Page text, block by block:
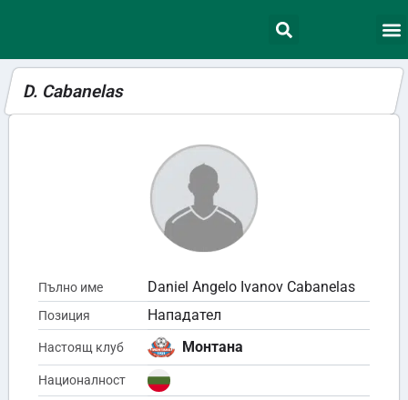
D. Cabanelas
Пълно име Daniel Angelo Ivanov Cabanelas
Позиция Нападател
Настоящ клуб Монтана
Националност